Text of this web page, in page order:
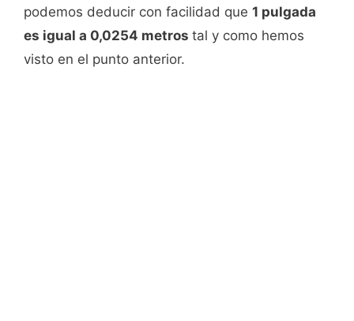
podemos deducir con facilidad que 1 pulgada
es igual a 0,0254 metros tal y como hemos
visto en el punto anterior.